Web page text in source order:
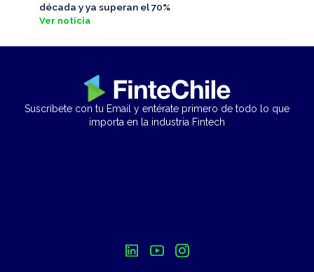
década y ya superan el 70%
Ver noticia
Suscríbete con tu Email y entérate primero de todo lo que
importa en la industria Fintech